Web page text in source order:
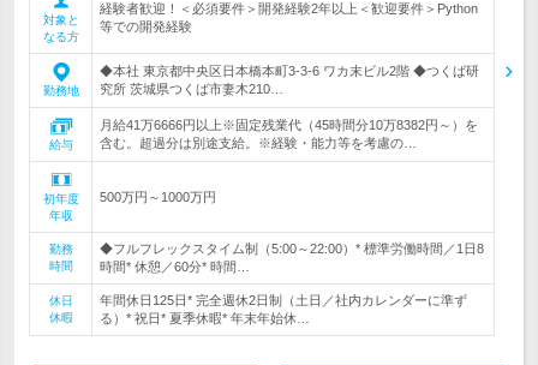
対象と
なる方
経験者歓迎！＜必須要件＞開発経験2年以上＜歓迎要件＞Python
等での開発経験
勤務地
◆本社 東京都中央区日本橋本町3-3-6 ワカ末ビル2階 ◆つくば研
究所 茨城県つくば市妻木210…
給与
月給41万6666円以上※固定残業代（45時間分10万8382円～）を
含む。超過分は別途支給。※経験・能力等を考慮の…
初年度
年収
500万円～1000万円
勤務
時間
◆フルフレックスタイム制（5:00～22:00）* 標準労働時間／1日8
時間* 休憩／60分* 時間…
休日
休暇
年間休日125日* 完全週休2日制（土日／社内カレンダーに準ず
る）* 祝日* 夏季休暇* 年末年始休…